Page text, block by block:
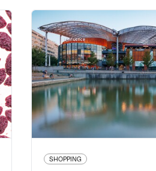
SHOPPING
Pôle de
de Loisirs
112 cours
04 72
www.westfield.com/fr/france/